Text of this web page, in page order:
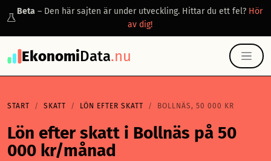
Beta – Den här sajten är under utveckling. Hittar du ett fel? Hör
av dig!
EkonomiData.nu
START SKATT LÖN EFTER SKATT BOLLNÄS, 50 000 KR
Lön efter skatt i Bollnäs på 50
000 kr/månad